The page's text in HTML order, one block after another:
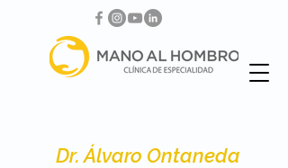
Dr. Álvaro Ontaneda